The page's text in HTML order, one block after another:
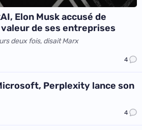
Elon Musk accusé de
de ses entreprises
deux fois, disait Marx
4
Perplexity lance son
4